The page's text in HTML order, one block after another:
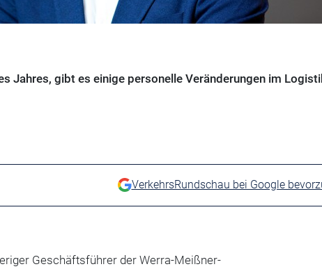
Jahres, gibt es einige personelle Veränderungen im
VerkehrsRundschau bei Google
Geschäftsführer der Werra-Meißner-